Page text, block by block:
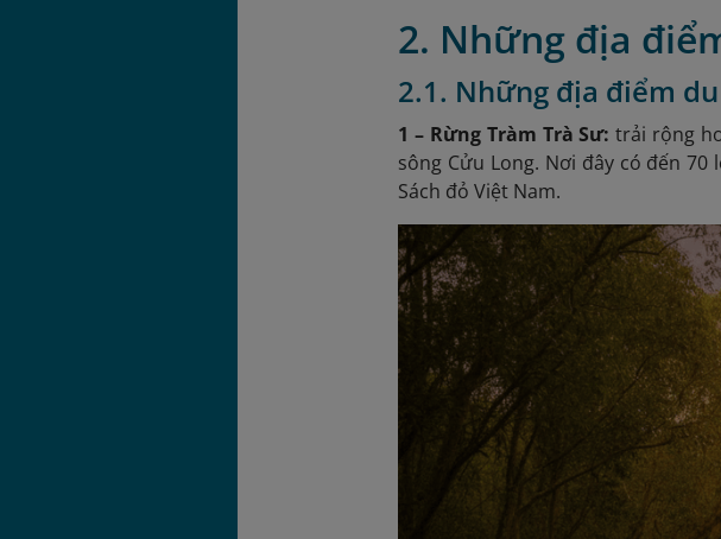
2. Những địa
2.1. Những địa điểm
1 – Rừng Tràm Trà Sư:trải rộng
sông Cửu Long. Nơi đây có đến
Sách đỏ Việt Nam.